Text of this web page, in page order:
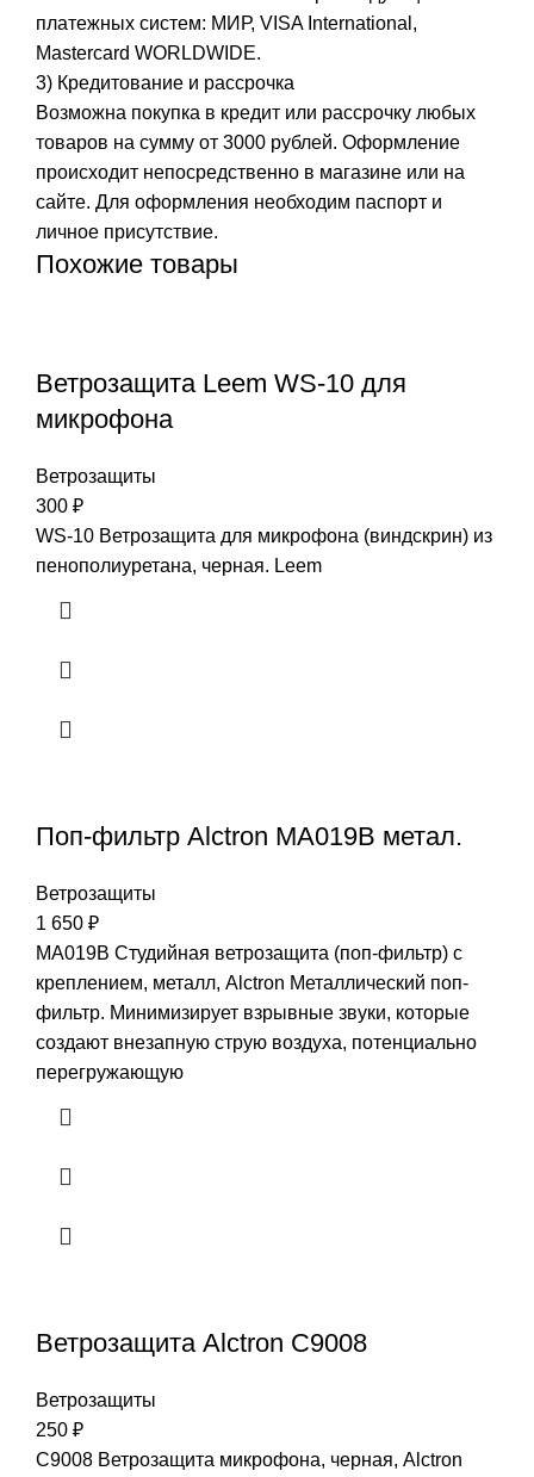
платежных систем: МИР, VISA International,
Mastercard WORLDWIDE.
3) Кредитование и рассрочка
Возможна покупка в кредит или рассрочку любых
товаров на сумму от 3000 рублей. Оформление
происходит непосредственно в магазине или на
сайте. Для оформления необходим паспорт и
личное присутствие.
Похожие товары
Ветрозащита Leem WS-10 для
микрофона
Ветрозащиты
300 ₽
WS-10 Ветрозащита для микрофона (виндскрин) из
пенополиуретана, черная. Leem
Поп-фильтр Alctron MA019B метал.
Ветрозащиты
1 650 ₽
MA019B Студийная ветрозащита (поп-фильтр) с
креплением, металл, Alctron Металлический поп-
фильтр. Минимизирует взрывные звуки, которые
создают внезапную струю воздуха, потенциально
перегружающую
Ветрозащита Alctron C9008
Ветрозащиты
250 ₽
C9008 Ветрозащита микрофона, черная, Alctron